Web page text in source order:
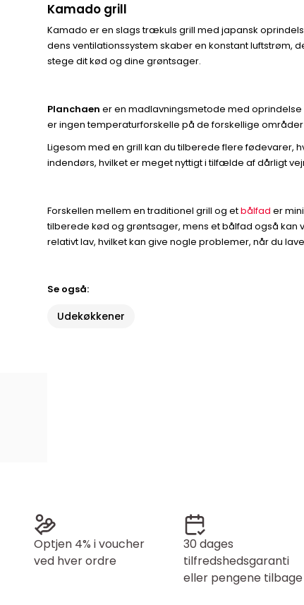
Kamado grill
Kamado er en slags trækuls grill med japansk
dens ventilationssystem skaber en konstant
stege dit kød og dine grøntsager.
Planchaen er en madlavningsmetode med
er ingen temperaturforskelle på de forskellige
Ligesom med en grill kan du tilberede flere fødevarer,
indendørs, hvilket er meget nyttigt i tilfælde af dårligt
Forskellen mellem en traditionel grill og etbålfad er
tilberede kød og grøntsager, mens et bålfad også
relativt lav, hvilket kan give nogle problemer, når du
Se også:
Udekøkkener
Optjen 4% i voucher
ved hver ordre
30 dages
tilfredshedsgaranti
eller pengene tilbage